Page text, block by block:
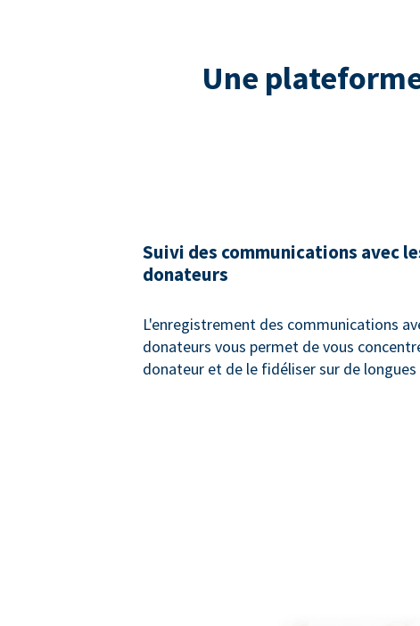
Une
Suivi des communications avec
donateurs
L'enregistrement des communications
donateurs vous permet de vous
donateur et de le fidéliser sur de longues